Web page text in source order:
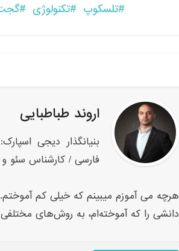
تلسکوپ تکنولوژی
اروند طباطبایی
بنیانگذار دیجی
فارسی / کارشناس سئو و
هرچه می آموزم میبینم که خیلی کم آموختم.
دانشی را که آموخته‌ام، به روش‌های مختلفی